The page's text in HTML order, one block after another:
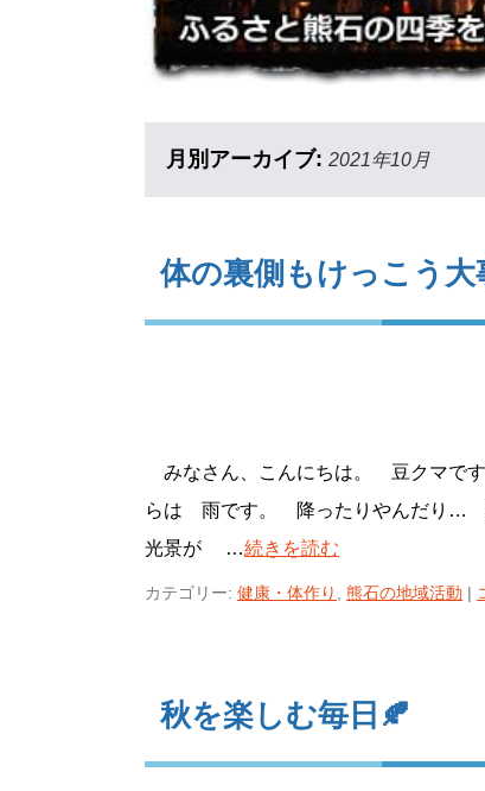
月別アーカイブ: 2021年10月
体の裏側もけっこう
みなさん、こんにちは。 豆クマで
らは 雨です。 降ったりやんだり…
光景が …続きを読む
カテゴリー: 健康・体作り 熊石の地域活動 |
秋を楽しむ毎日🍂